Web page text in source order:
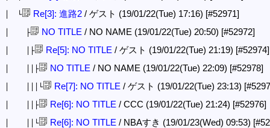
│ └ Re[3]: 進路2 / ゲスト (19/01/22(Tue) 17:16) [#52971]
│ ├ NO TITLE / NO NAME (19/01/22(Tue) 20:50) [#52972]
│ │├ Re[5]: NO TITLE / ゲスト (19/01/22(Tue) 21:19) [#52974]
│ ││├ NO TITLE / NO NAME (19/01/22(Tue) 22:09) [#52978]
│ │││└ Re[7]: NO TITLE / ゲスト (19/01/22(Tue) 23:13)
│ ││├ Re[6]: NO TITLE / CCC (19/01/22(Tue) 21:24) [#52976]
│ ││└ Re[6]: NO TITLE / NBAすき (19/01/23(Wed) 09:53)